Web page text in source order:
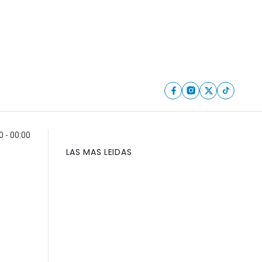
- 00:00
LAS MAS LEIDAS